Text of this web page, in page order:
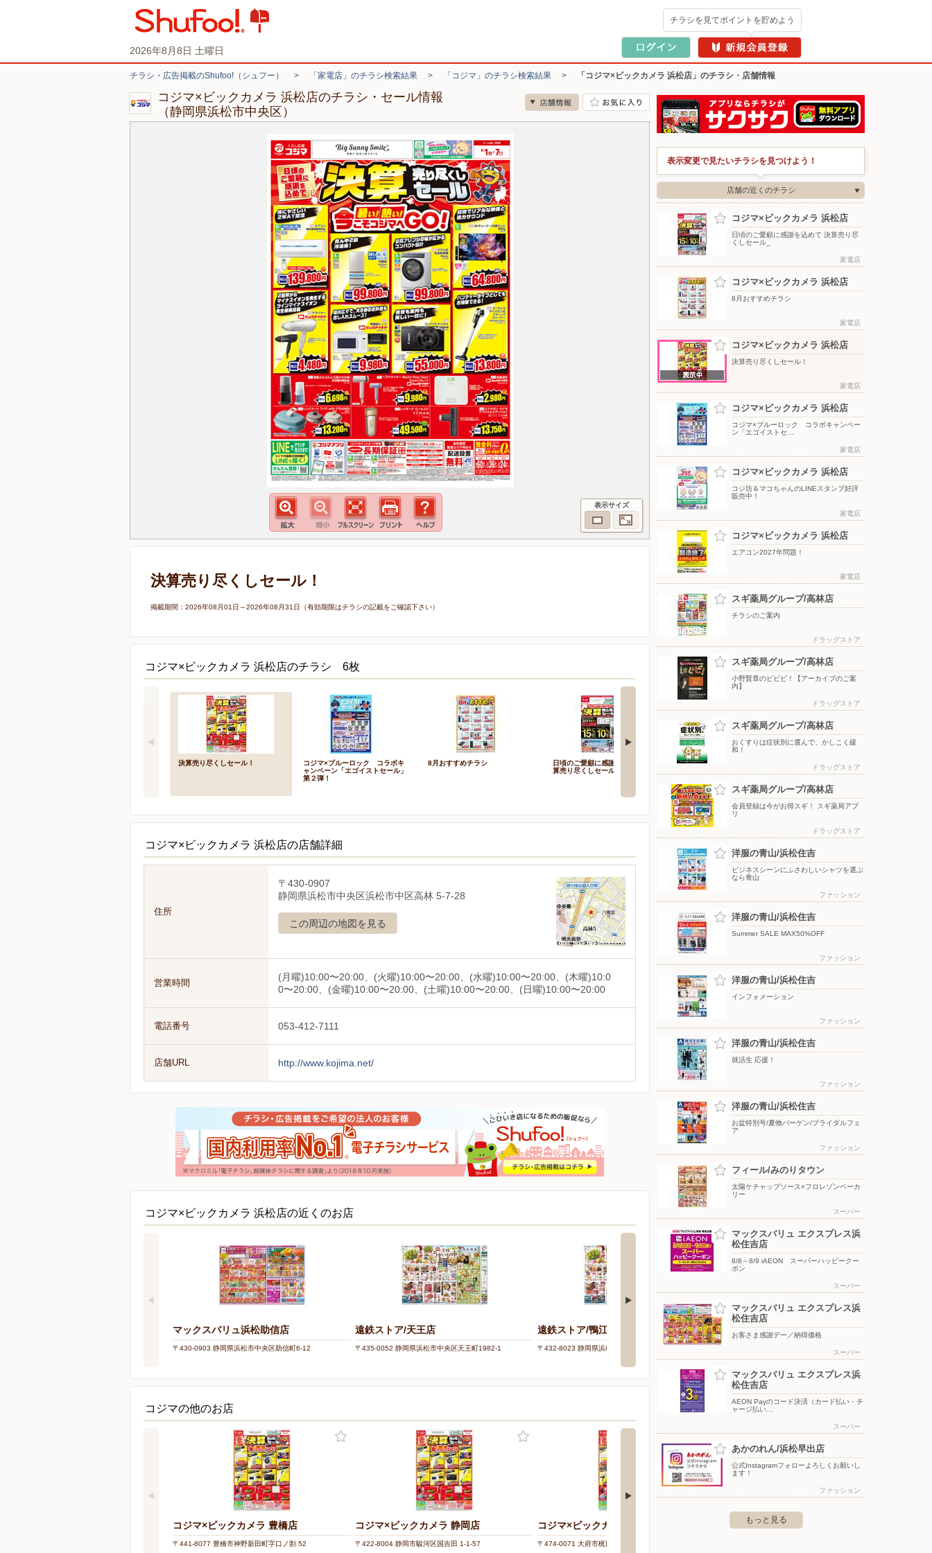
2026年8月8日 土曜日
チラシを見てポイントを貯めよう
チラシ・広告掲載のShufoo!（シュフー） > 「家電店」のチラシ検索結果 > 「コジマ」のチラシ検索結果 > 「コジマ×ビックカメラ 浜松店」のチラシ・店舗情報
コジマ×ビックカメラ 浜松店のチラシ・セール情報
（静岡県浜松市中央区）
表示サイズ
決算売り尽くしセール！
掲載期間：2026年08月01日～2026年08月31日（有効期限はチラシの記載をご確認下さい）
コジマ×ビックカメラ 浜松店のチラシ 6枚
決算売り尽くしセール！
コジマ×ブルーロック コラボキ
ャンペーン「エゴイストセール」
第２弾！
8月おすすめチラシ
日頃のご愛顧に感謝を込めて 決
算売り尽くしセール_
コジ坊＆マコちゃんのLINEスタ
エアコン2027年問題！
コジマ×ビックカメラ 浜松店の店舗詳細
住所
〒430-0907
静岡県浜松市中央区浜松市中区高林 5-7-28
この周辺の地図を見る
営業時間
(月曜)10:00〜20:00、(火曜)10:00〜20:00、(水曜)10:00〜20:00、(木曜)10:0
0〜20:00、(金曜)10:00〜20:00、(土曜)10:00〜20:00、(日曜)10:00〜20:00
電話番号 053-412-7111
店舗URL http://www.kojima.net/
コジマ×ビックカメラ 浜松店の近くのお店
マックスバリュ浜松助信店
〒430-0903 静岡県浜松市中央区助信町6-12
遠鉄ストア/天王店
〒435-0052 静岡県浜松市中央区天王町1982-1
遠鉄ストア/鴨江店
〒432-8023 静岡県浜松市中央区鴨江2-43-1
マックスバリュ エクスプレス浜松早出店
コジマの他のお店
コジマ×ビックカメラ 豊橋店
〒441-8077 豊橋市神野新田町字口ノ割 52
コジマ×ビックカメラ 静岡店
〒422-8004 静岡市駿河区国吉田 1-1-57
コジマ×ビックカメラ 有松インター店
〒474-0071 大府市梶田町 1-122
コジマ×ビックカメラ 熱田店
表示変更で見たいチラシを見つけよう！
店舗の近くのチラシ
コジマ×ビックカメラ 浜松店
日頃のご愛顧に感謝を込めて 決算売り尽
くしセール_
家電店
コジマ×ビックカメラ 浜松店
8月おすすめチラシ
家電店
コジマ×ビックカメラ 浜松店
決算売り尽くしセール！
家電店
コジマ×ビックカメラ 浜松店
コジマ×ブルーロック コラボキャンペー
ン「エゴイストセ…
家電店
コジマ×ビックカメラ 浜松店
コジ坊＆マコちゃんのLINEスタンプ好評
販売中！
家電店
コジマ×ビックカメラ 浜松店
エアコン2027年問題！
家電店
スギ薬局グループ/高林店
チラシのご案内
ドラッグストア
スギ薬局グループ/高林店
小野賢章のビビビ！【アーカイブのご案
内】
ドラッグストア
スギ薬局グループ/高林店
おくすりは症状別に選んで、かしこく緩
和！
ドラッグストア
スギ薬局グループ/高林店
会員登録は今がお得スギ！ スギ薬局アプ
リ
ドラッグストア
洋服の青山/浜松住吉
ビジネスシーンにふさわしいシャツを選ぶ
なら青山
ファッション
洋服の青山/浜松住吉
Summer SALE MAX50%OFF
ファッション
洋服の青山/浜松住吉
インフォメーション
ファッション
洋服の青山/浜松住吉
就活生 応援！
ファッション
洋服の青山/浜松住吉
お盆特別号/夏物バーゲン/ブライダルフェ
ア
ファッション
フィール/みのりタウン
太陽ケチャップソース×フロレゾンベーカ
リー
スーパー
マックスバリュ エクスプレス浜
松住吉店
8/8～8/9 iAEON スーパーハッピークー
ポン
スーパー
マックスバリュ エクスプレス浜
松住吉店
お客さま感謝デー／納得価格
スーパー
マックスバリュ エクスプレス浜
松住吉店
AEON Payのコード決済（カード払い・チ
ャージ払い…
スーパー
あかのれん/浜松早出店
公式Instagramフォローよろしくお願いし
ます！
ファッション
もっと見る